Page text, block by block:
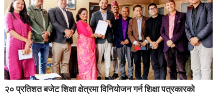
२० प्रतिशत बजेट शिक्षा क्षेत्रमा विनियोजन गर्न शिक्षा पत्रकारको